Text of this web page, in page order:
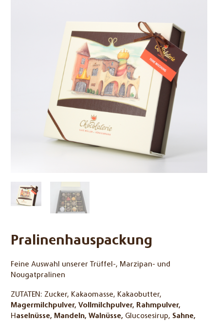
Pralinenhauspackung
Feine Auswahl unserer Trüffel-, Marzipan- und
Nougatpralinen
ZUTATEN: Zucker, Kakaomasse, Kakaobutter,
Magermilchpulver, Vollmilchpulver, Rahmpulver,
H aselnüsse, Mandeln, Walnüsse, Glucosesirup, Sahne,